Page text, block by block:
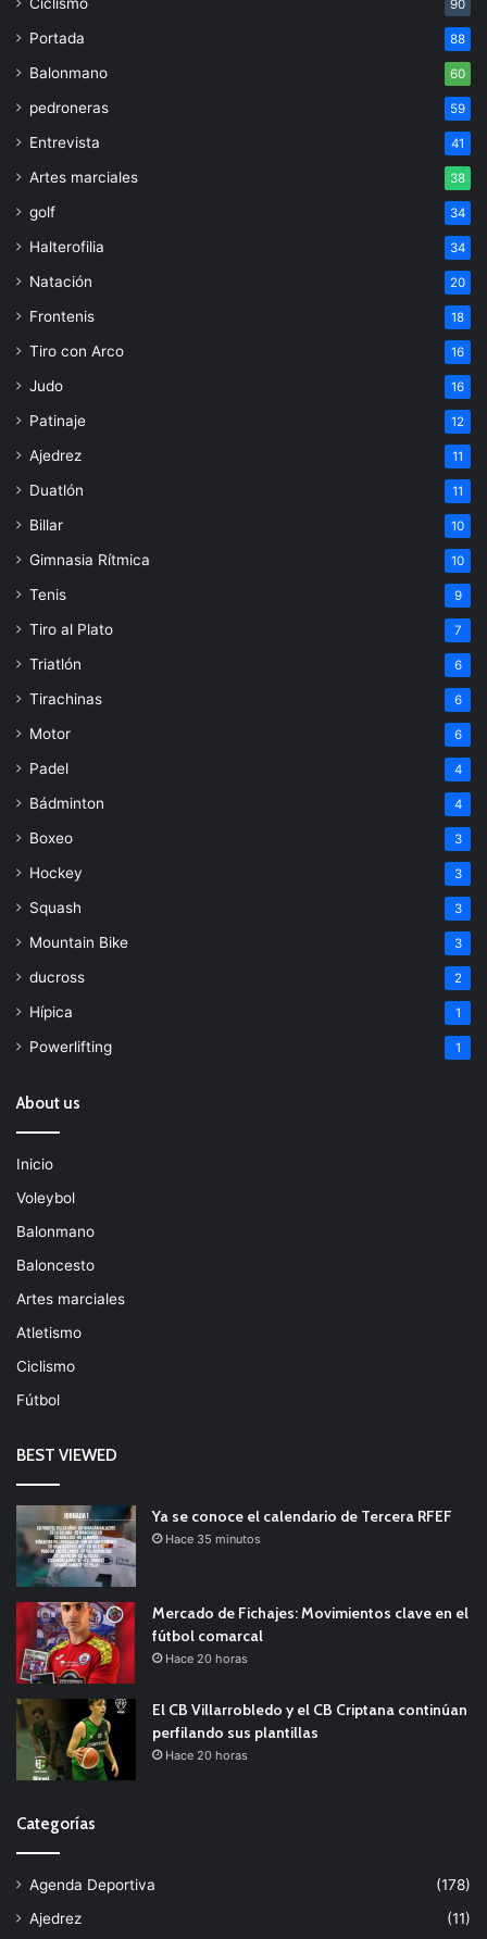
90
Portada 88
Balonmano 60
pedroneras 59
Entrevista 41
Artes marciales 38
golf 34
Halterofilia 34
Natación 20
Frontenis 18
Tiro con Arco 16
Judo 16
Patinaje 12
Ajedrez 11
Duatlón 11
Billar 10
Gimnasia Rítmica 10
Tenis 9
Tiro al Plato 7
Triatlón 6
Tirachinas 6
Motor 6
Padel 4
Bádminton 4
Boxeo 3
Hockey 3
Squash 3
Mountain Bike 3
ducross 2
Hípica 1
Powerlifting 1
About us
Inicio
Voleybol
Balonmano
Baloncesto
Artes marciales
Atletismo
Ciclismo
Fútbol
BEST VIEWED
Ya se conoce el calendario de Tercera RFEF
Hace 35 minutos
Mercado de Fichajes: Movimientos clave en el
fútbol comarcal
Hace 20 horas
El CB Villarrobledo y el CB Criptana continúan
perfilando sus plantillas
Hace 20 horas
Categorías
Agenda Deportiva
(178)
Ajedrez
(11)